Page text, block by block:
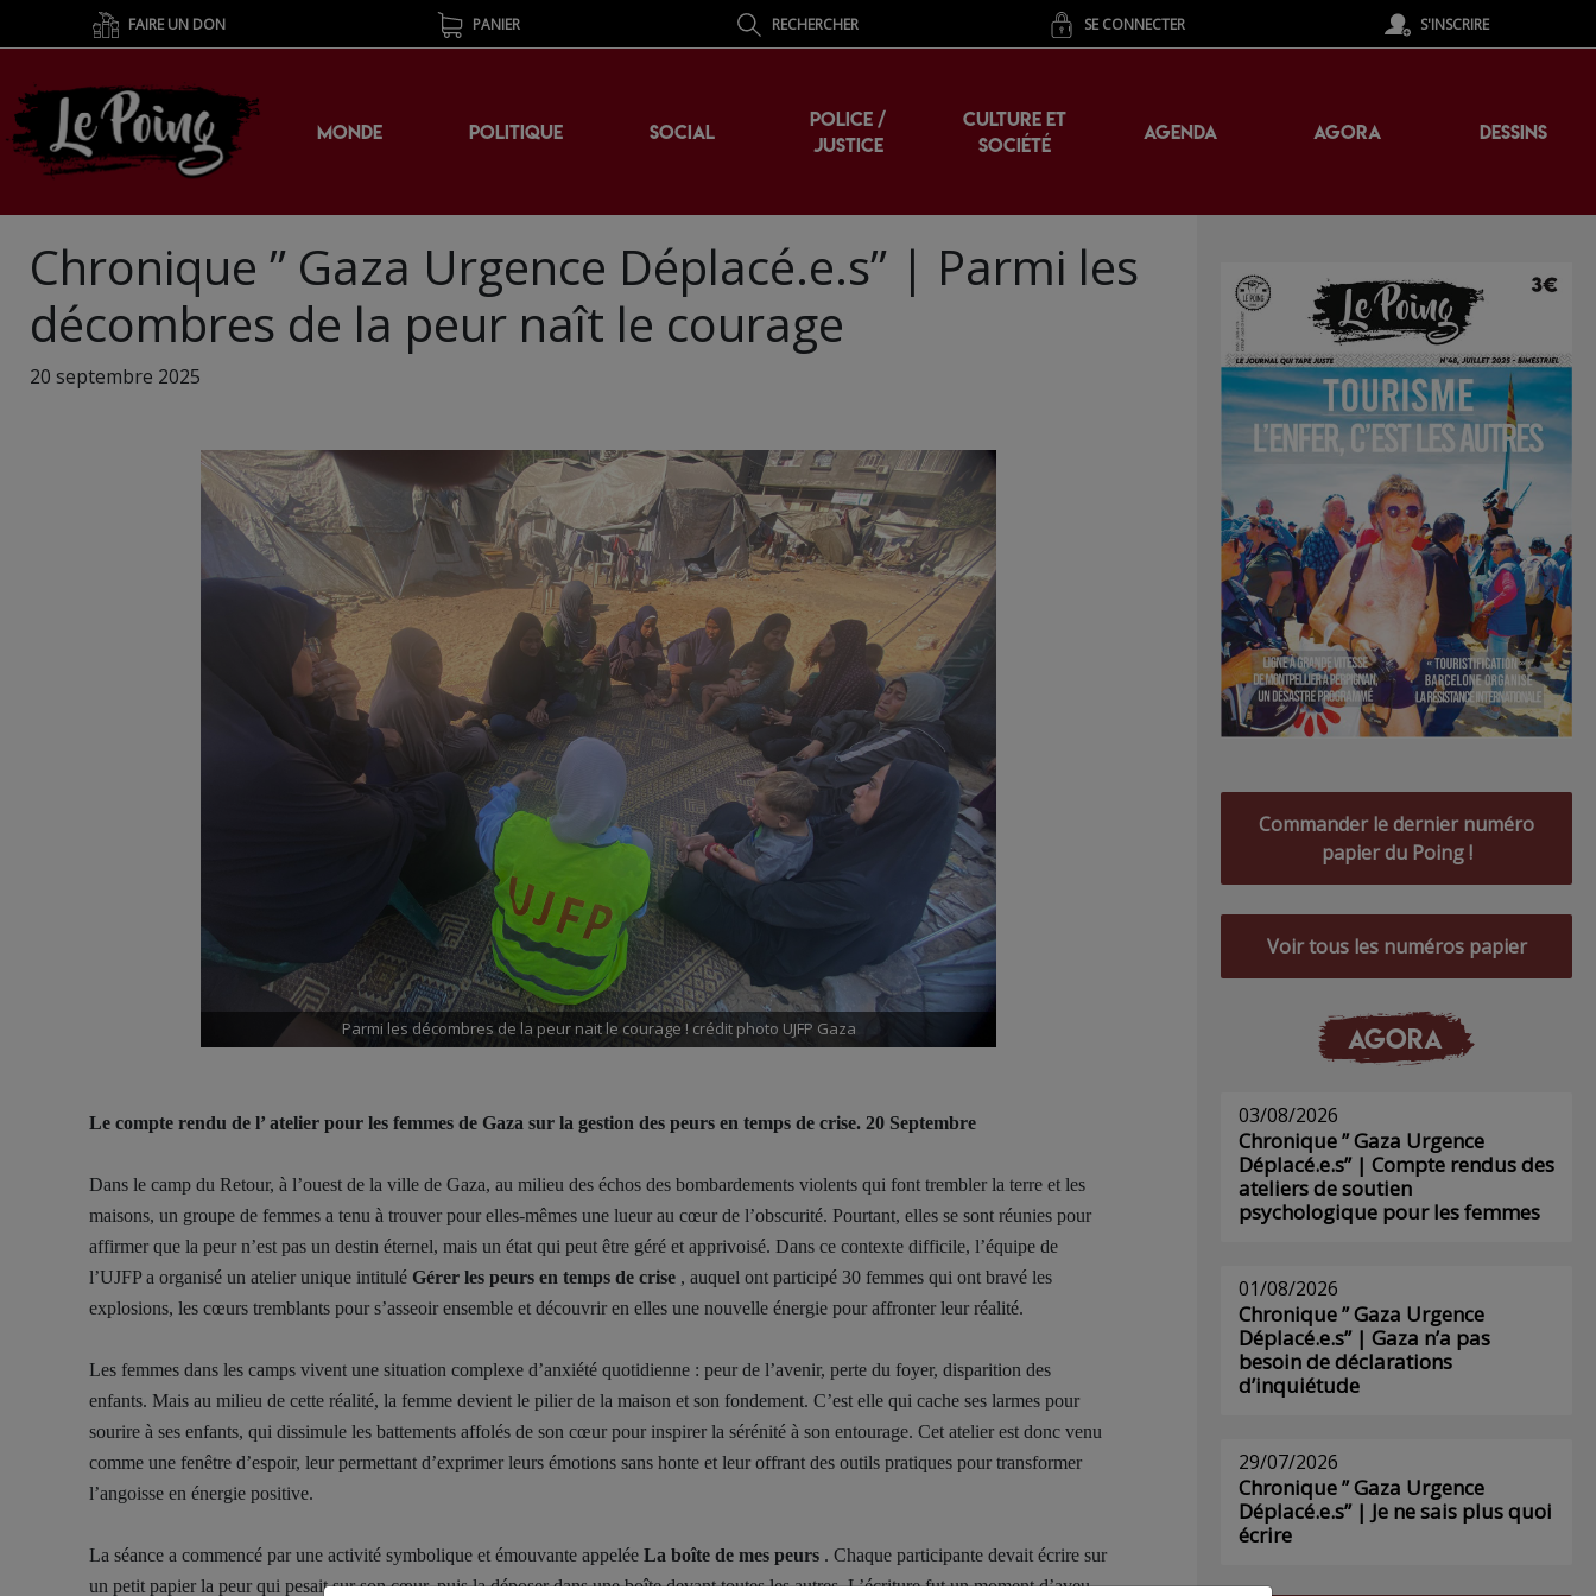
FAIRE UN DON PANIER RECHERCHER SE CONNECTER S'INSCRIRE
MONDE POLITIQUE SOCIAL
POLICE /
JUSTICE
CULTURE ET
SOCIÉTÉ
AGENDA AGORA DESSINS
Chronique ” Gaza Urgence Déplacé.e.s” | Parmi les
décombres de la peur naît le courage
20 septembre 2025
Parmi les décombres de la peur nait le courage ! crédit photo UJFP Gaza
Le compte rendu de l’ atelier pour les femmes de Gaza sur la gestion des peurs en temps de crise. 20 Septembre
Dans le camp du Retour, à l’ouest de la ville de Gaza, au milieu des échos des bombardements violents qui font trembler la terre et les
maisons, un groupe de femmes a tenu à trouver pour elles-mêmes une lueur au cœur de l’obscurité. Pourtant, elles se sont réunies pour
affirmer que la peur n’est pas un destin éternel, mais un état qui peut être géré et apprivoisé. Dans ce contexte difficile, l’équipe de
l’UJFP a organisé un atelier unique intitulé Gérer les peurs en temps de crise , auquel ont participé 30 femmes qui ont bravé les
explosions, les cœurs tremblants pour s’asseoir ensemble et découvrir en elles une nouvelle énergie pour affronter leur réalité.
Les femmes dans les camps vivent une situation complexe d’anxiété quotidienne : peur de l’avenir, perte du foyer, disparition des
enfants. Mais au milieu de cette réalité, la femme devient le pilier de la maison et son fondement. C’est elle qui cache ses larmes pour
sourire à ses enfants, qui dissimule les battements affolés de son cœur pour inspirer la sérénité à son entourage. Cet atelier est donc venu
comme une fenêtre d’espoir, leur permettant d’exprimer leurs émotions sans honte et leur offrant des outils pratiques pour transformer
l’angoisse en énergie positive.
La séance a commencé par une activité symbolique et émouvante appelée La boîte de mes peurs . Chaque participante devait écrire sur
un petit papier la peur qui pesait sur son cœur, puis la déposer dans une boîte devant toutes les autres. L’écriture fut un moment d’aveu,
Commander le dernier numéro
papier du Poing !
Voir tous les numéros papier
AGORA
03/08/2026
Chronique ” Gaza Urgence
Déplacé.e.s” | Compte rendus des
ateliers de soutien
psychologique pour les femmes
01/08/2026
Chronique ” Gaza Urgence
Déplacé.e.s” | Gaza n’a pas
besoin de déclarations
d’inquiétude
29/07/2026
Chronique ” Gaza Urgence
Déplacé.e.s” | Je ne sais plus quoi
écrire